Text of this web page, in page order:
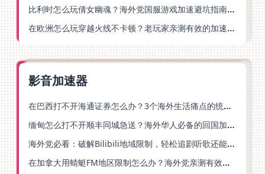
比利时怎么玩倩女幽魂？海外党国服游戏加速避坑指南（附实测推荐）
在欧洲怎么玩穿越火线不卡顿？老玩家亲测有效的加速器选择指南
影音加速器
在巴西打不开海通证券怎么办？3个海外生活痛点的统一解决方案
缅甸怎么打不开顺丰同城急送？海外华人必备的回国加速指南（附B站会员游戏解决方案）
海外党必看：破解Bilibili地域限制，轻松追剧听歌还能流畅理财的实用指南
在加拿大用蜻蜓FM地区限制怎么办？海外党亲测有效的回国加速方案